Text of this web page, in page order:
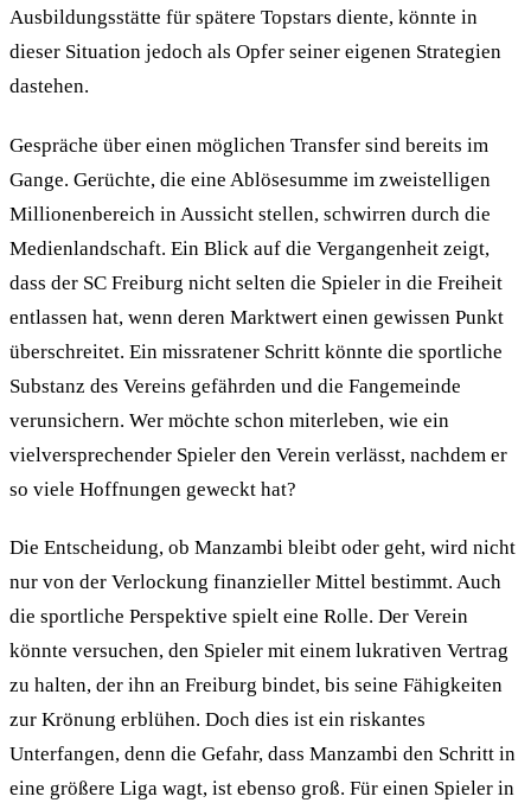
Ausbildungsstätte für spätere Topstars diente, könnte in
dieser Situation jedoch als Opfer seiner eigenen Strategien
dastehen.
Gespräche über einen möglichen Transfer sind bereits im
Gange. Gerüchte, die eine Ablösesumme im zweistelligen
Millionenbereich in Aussicht stellen, schwirren durch die
Medienlandschaft. Ein Blick auf die Vergangenheit zeigt,
dass der SC Freiburg nicht selten die Spieler in die Freiheit
entlassen hat, wenn deren Marktwert einen gewissen Punkt
überschreitet. Ein missratener Schritt könnte die sportliche
Substanz des Vereins gefährden und die Fangemeinde
verunsichern. Wer möchte schon miterleben, wie ein
vielversprechender Spieler den Verein verlässt, nachdem er
so viele Hoffnungen geweckt hat?
Die Entscheidung, ob Manzambi bleibt oder geht, wird nicht
nur von der Verlockung finanzieller Mittel bestimmt. Auch
die sportliche Perspektive spielt eine Rolle. Der Verein
könnte versuchen, den Spieler mit einem lukrativen Vertrag
zu halten, der ihn an Freiburg bindet, bis seine Fähigkeiten
zur Krönung erblühen. Doch dies ist ein riskantes
Unterfangen, denn die Gefahr, dass Manzambi den Schritt in
eine größere Liga wagt, ist ebenso groß. Für einen Spieler in